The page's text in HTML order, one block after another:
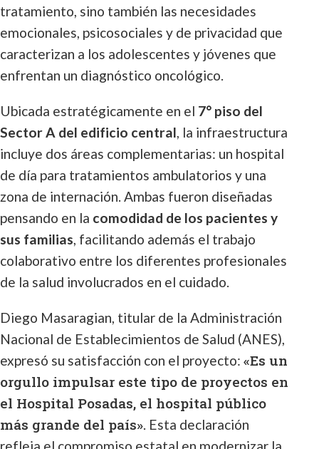
tratamiento, sino también las necesidades
emocionales, psicosociales y de privacidad que
caracterizan a los adolescentes y jóvenes que
enfrentan un diagnóstico oncológico.
Ubicada estratégicamente en el 7° piso del
Sector A del edificio central, la infraestructura
incluye dos áreas complementarias: un hospital
de día para tratamientos ambulatorios y una
zona de internación. Ambas fueron diseñadas
pensando en la comodidad de los pacientes y
sus familias, facilitando además el trabajo
colaborativo entre los diferentes profesionales
de la salud involucrados en el cuidado.
Diego Masaragian, titular de la Administración
Nacional de Establecimientos de Salud (ANES),
expresó su satisfacción con el proyecto: «Es un
orgullo impulsar este tipo de proyectos en
el Hospital Posadas, el hospital público
más grande del país». Esta declaración